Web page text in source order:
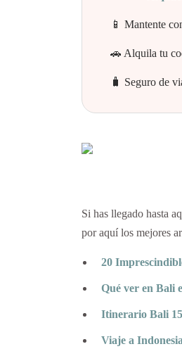
📱 Mantente
🚗 Alquila tu
🧳 Seguro de
Si has llegado hasta
por aquí los mejores
20
Qué ver en Bali
Itinerario Bali 15
Viaje a